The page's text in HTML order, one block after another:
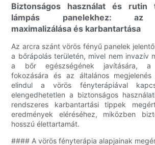
Biztonságos használat és
lámpás panelekhez: az
maximalizálása és karbantartása
Az arcra szánt vörös fényű panelek
a bőrápolás területén, mivel nem invazív
a bőr egészségének javítására, a
fokozására és az általános megjelenés
elindul a vörös fényterápiával
elengedhetetlen a biztonságos
rendszeres karbantartási tippek
eredmények eléréséhez, miközben
hosszú élettartamát.
#### A vörös fényterápia alapjainak